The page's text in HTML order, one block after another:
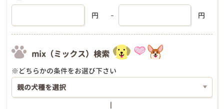
円 円
mix（ミックス）検索
※どちらかの条件をお選び下さい